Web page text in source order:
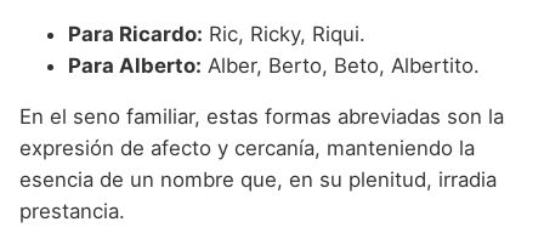
Para Ricardo: Ric, Ricky, Riqui.
Para Alberto: Alber, Berto, Beto, Albertito.
En el seno familiar, estas formas abreviadas son la
expresión de afecto y cercanía, manteniendo la
esencia de un nombre que, en su plenitud, irradia
prestancia.